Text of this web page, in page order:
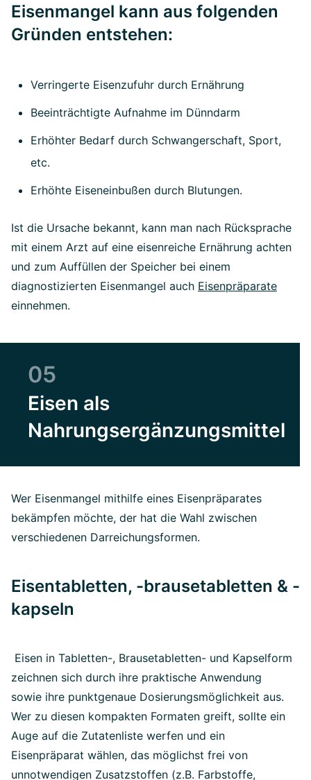
Eisenmangel kann aus folgenden
Gründen entstehen:
Verringerte Eisenzufuhr durch Ernährung
Beeinträchtigte Aufnahme im Dünndarm
Erhöhter Bedarf durch Schwangerschaft, Sport,
etc.
Erhöhte Eiseneinbußen durch Blutungen.
Ist die Ursache bekannt, kann man nach Rücksprache
mit einem Arzt auf eine eisenreiche Ernährung achten
und zum Auffüllen der Speicher bei einem
diagnostizierten Eisenmangel auch Eisenpräparate
einnehmen.
05
Eisen als
Nahrungsergänzungsmittel
Wer Eisenmangel mithilfe eines Eisenpräparates
bekämpfen möchte, der hat die Wahl zwischen
verschiedenen Darreichungsformen.
Eisentabletten, -brausetabletten & -
kapseln
Eisen in Tabletten-, Brausetabletten- und Kapselform
zeichnen sich durch ihre praktische Anwendung
sowie ihre punktgenaue Dosierungsmöglichkeit aus.
Wer zu diesen kompakten Formaten greift, sollte ein
Auge auf die Zutatenliste werfen und ein
Eisenpräparat wählen, das möglichst frei von
unnotwendigen Zusatzstoffen (z.B. Farbstoffe,